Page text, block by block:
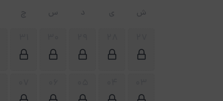
ش ی د س چ